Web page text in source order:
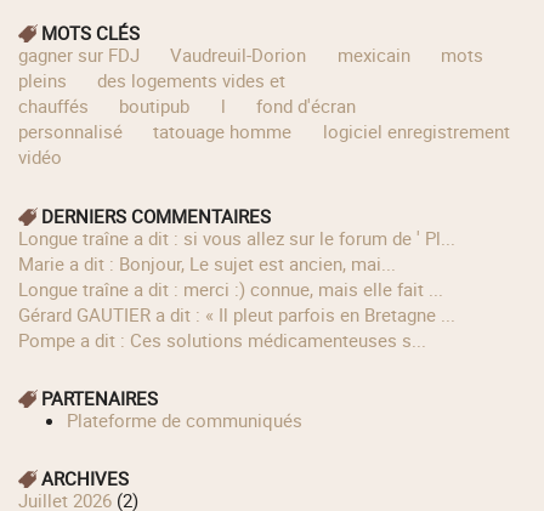
MOTS CLÉS
gagner sur FDJ
Vaudreuil-Dorion mexicain
mots
pleins
des logements vides et
chauffés
boutipub l
fond d'écran
personnalisé
tatouage homme
logiciel enregistrement
vidéo
DERNIERS COMMENTAIRES
longue traîne a dit : si vous allez sur le forum de ' Pl...
Marie a dit : Bonjour, Le sujet est ancien, mai...
longue traîne a dit : merci :) connue, mais elle fait ...
Gérard GAUTIER a dit : « Il pleut parfois en Bretagne ...
Pompe a dit : Ces solutions médicamenteuses s...
PARTENAIRES
Plateforme de communiqués
ARCHIVES
juillet 2026 (2)